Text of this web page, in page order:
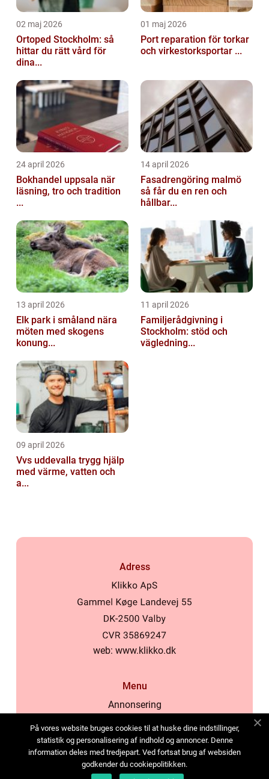
02 maj 2026
Ortoped Stockholm: så
hittar du rätt vård för
dina...
01 maj 2026
Port reparation för torkar
och virkestorksportar ...
24 april 2026
Bokhandel uppsala när
läsning, tro och tradition
...
14 april 2026
Fasadrengöring malmö
så får du en ren och
hållbar...
13 april 2026
Elk park i småland nära
möten med skogens
konung...
11 april 2026
Familjerådgivning i
Stockholm: stöd och
vägledning...
09 april 2026
Vvs uddevalla trygg hjälp
med värme, vatten och
a...
Adress
web: www.klikko.dk
Menu
Annonsering
Cookies
Kontakta oss
Sitemap
På vores website bruges cookies til at huske dine indstillinger,
statistik og personalisering af indhold og annoncer. Denne
information deles med tredjepart. Ved fortsat brug af websiden
godkender du cookiepolitikken.